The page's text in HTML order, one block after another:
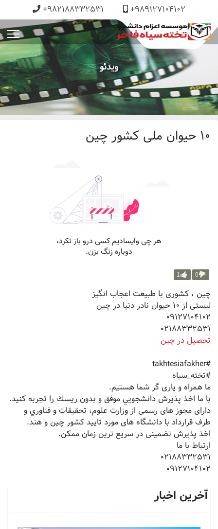
+982188332531 +989127104102
ویدئو
10 حیوان ملی کشور چین
0
1
چین ، کشوری با طبیعت اعجاب انگیز
لیستی از ١٠ حیوان نادر دنیا در چین
٠٩١٢٧١٠٤١٠٢
٠٢١٨٨٣٣٢٥٣١
تحصیل در چین
#takhtesiafakher
#تخته_سیاه
ما همراه و یاری گر شما هستیم.
با ما اخذ پذيرش دانشجويي موفق و بدون ريسك را تجربه کنید.
دارای مجوز های رسمی از وزارت علوم، تحقيقات و فناوري و
طرف قرارداد با دانشگاه های مورد تایید کشور چین و هند.
اخذ پذیرش تضمینی در سریع ترین زمان ممکن.
ارتباط با ما
09127104102
آخرین اخبار